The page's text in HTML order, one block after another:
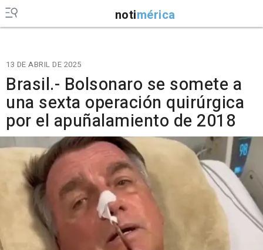
notimérica
13 DE ABRIL DE 2025
Brasil.- Bolsonaro se somete a
una sexta operación quirúrgica
por el apuñalamiento de 2018